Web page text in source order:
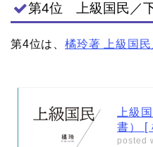
第4位 上級国民／
第4位は、 橘玲著 上級国
上級
書） [
posted